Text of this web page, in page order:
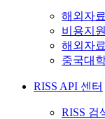
해외자
비용지
해외자
중국대
RISS API 센터
RISS 검